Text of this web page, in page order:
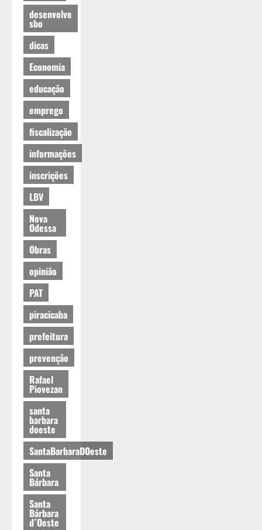
desenvolve
sbo
dicas
Economia
educação
emprego
fiscalização
informações
inscrições
LBV
Nova
Odessa
Obras
opinião
PAT
piracicaba
prefeitura
prevenção
Rafael
Piovezan
santa
barbara
doeste
SantaBarbaraDOeste
Santa
Bárbara
Santa
Bárbara
d´Oeste